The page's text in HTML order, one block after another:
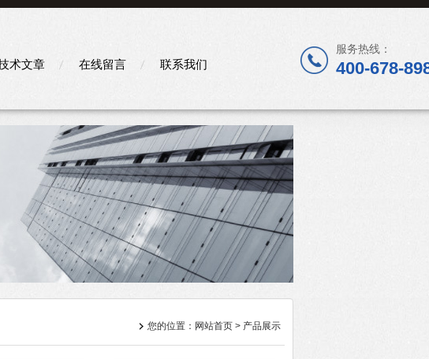
术文章 在线留言 联系我们
服务热线：
400-678-
您的位置： 网站首页 > 产品展示